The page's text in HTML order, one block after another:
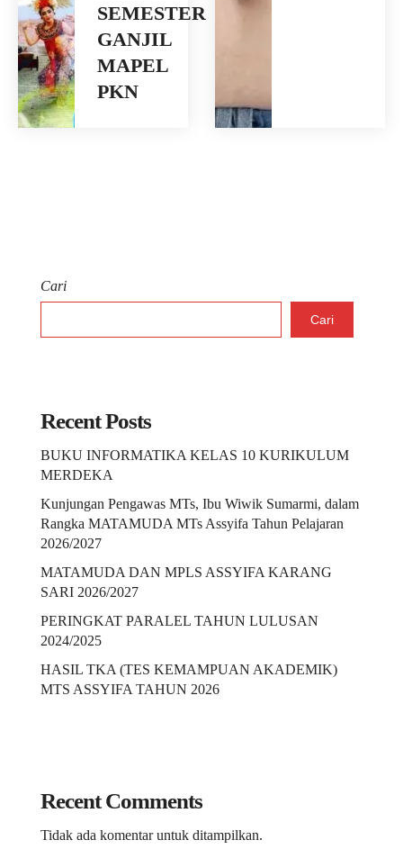
SEMESTER
GANJIL
MAPEL
PKN
Cari
Cari
Recent Posts
BUKU INFORMATIKA KELAS 10 KURIKULUM
MERDEKA
Kunjungan Pengawas MTs, Ibu Wiwik Sumarmi, dalam
Rangka MATAMUDA MTs Assyifa Tahun Pelajaran
2026/2027
MATAMUDA DAN MPLS ASSYIFA KARANG
SARI 2026/2027
PERINGKAT PARALEL TAHUN LULUSAN
2024/2025
HASIL TKA (TES KEMAMPUAN AKADEMIK)
MTS ASSYIFA TAHUN 2026
Recent Comments
Tidak ada komentar untuk ditampilkan.